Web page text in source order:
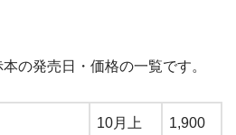
の発売日・価格の一覧です。
10月上
1,900